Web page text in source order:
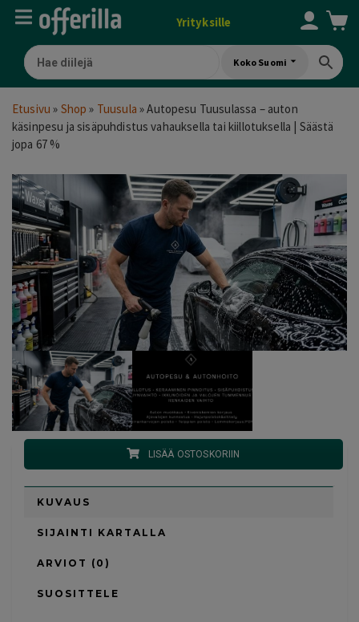
Yrityksille
Koko Suomi
Etusivu » Shop » Tuusula »Autopesu Tuusulassa – auton
käsinpesu ja sisäpuhdistus vahauksella tai kiillotuksella | Säästä
jopa 67 %
LISÄÄ OSTOSKORIIN
KUVAUS
SIJAINTI KARTALLA
ARVIOT (0)
SUOSITTELE